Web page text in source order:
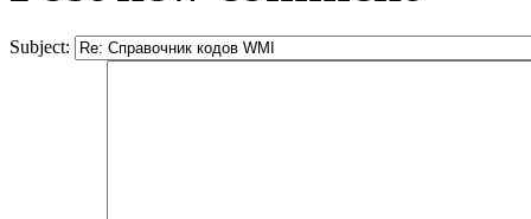
Subject: